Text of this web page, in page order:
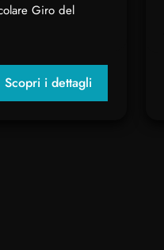
Giro del
Scopri i dettagli